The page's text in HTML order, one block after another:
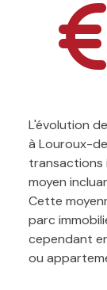
L'évolution
à Louroux-
transactions
moyen
Cette
parc
cependant
ou